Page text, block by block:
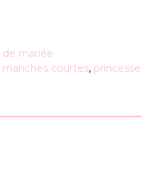
de mariée
manches courtes, princesse